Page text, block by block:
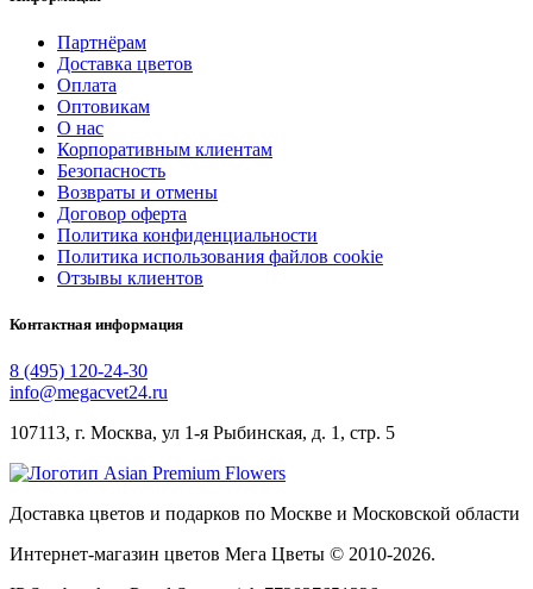
Партнёрам
Доставка цветов
Оплата
Оптовикам
О нас
Корпоративным клиентам
Безопасность
Возвраты и отмены
Договор оферта
Политика конфиденциальности
Политика использования файлов cookie
Отзывы клиентов
Контактная информация
8 (495) 120-24-30
info@megacvet24.ru
107113, г. Москва, ул 1-я Рыбинская, д. 1, стр. 5
Доставка цветов и подарков по Москве и Московской области
Интернет-магазин цветов Мега Цветы © 2010-2026.